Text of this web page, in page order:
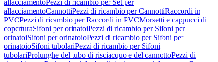
allacciamentoPezzi di ricambio per Set per
allacciamentoCannottiPezzi di ricambio per CannottiRaccordi in
PVCPezzi di ricambio per Raccordi in PVCMorsetti e cappucci di
coperturaSifoni per orinatoiPezzi di ricambio per Sifoni per
orinatoiSifoni per orinatoioPezzi di ricambio per Sifoni per
orinatoioSifoni tubolariPezzi di ricambio per Sifoni
tubolariProlunghe del tubo di risciacquo e del cannottoPezzi di